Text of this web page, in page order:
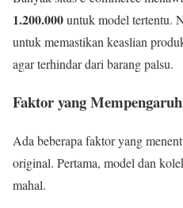
1.200.000untuk model tertentu.
untuk memastikan keaslian
agar terhindar dari barang palsu.
Faktor yang
Ada beberapa faktor yang
original. Pertama, model dan
mahal.